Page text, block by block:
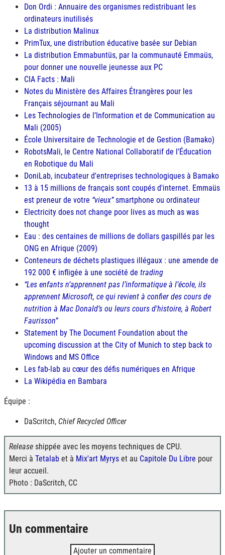
Don Ordi : Annuaire des organismes redistribuant les
ordinateurs inutilisés
La distribution Malinux
PrimTux, une distribution éducative basée sur Debian
La distribution Emmabuntüs, par la communauté Emmaüs,
pour donner une nouvelle jeunesse aux PC
CIA Facts : Mali
Notes du Ministère des Affaires Étrangères pour les
Français séjournant au Mali
Les Technologies de l’Information et de Communication au
Mali (2005)
École Universitaire de Technologie et de Gestion (Bamako)
RobotsMali, le Centre National Collaboratif de l’Éducation
en Robotique du Mali
DoniLab, incubateur d'entreprises technologiques à Bamako
13 à 15 millions de français sont coupés d'internet. Emmaüs
est preneur de votre vieux smartphone ou ordinateur
Electricity does not change poor lives as much as was
thought
Eau : des centaines de millions de dollars gaspillés par les
ONG en Afrique (2009)
Conteneurs de déchets plastiques illégaux : une amende de
192 000 € infligée à une société de trading
Les enfants n’apprennent pas l’informatique à l’école, ils
apprennent Microsoft, ce qui revient à confier des cours de
nutrition à Mac Donald’s ou leurs cours d'histoire, à Robert
Faurisson
Statement by The Document Foundation about the
upcoming discussion at the City of Munich to step back to
Windows and MS Office
Les fab-lab au cœur des défis numériques en Afrique
La Wikipédia en Bambara
Équipe :
DaScritch, Chief Recycled Officer
Release shippée avec les moyens techniques de CPU.
Merci à Tetalab et à Mix'art Myrys et au Capitole Du Libre pour
leur accueil.
Photo : DaScritch, CC
Un commentaire
Ajouter un commentaire